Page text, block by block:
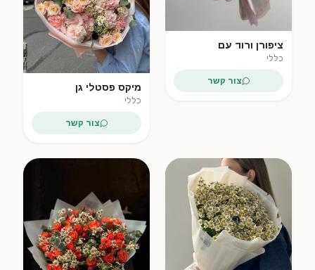
ציפורן ורוד עם
אקליפטוס
כללי
צור קשר
מיקס פסטלי גן
כללי
צור קשר